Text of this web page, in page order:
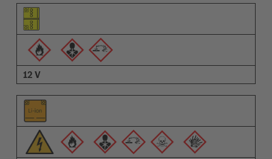
Piktogram for elementet
Piktogrammer for advarsler
Beskrivelse
12 V